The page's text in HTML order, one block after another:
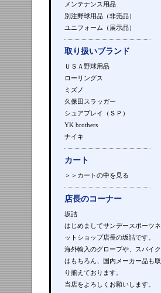
メンテナンス用品
別注野球用品（非売品）
ユニフォーム（展示品）
取り扱いブランド
ＵＳＡ野球用品
ローリングス
ミズノ
久保田スラッガー
シュアプレイ（ＳＰ）
YK brothers
ナイキ
カート
＞＞カートの中を見る
店長のコーナー
坂詰
はじめましてサンデースポーツネ
ットショップ店長の坂詰です。
海外輸入のグローブや、スパイク
はもちろん、国内メーカー品も取
り揃えております。
当店をよろしくお願いします。